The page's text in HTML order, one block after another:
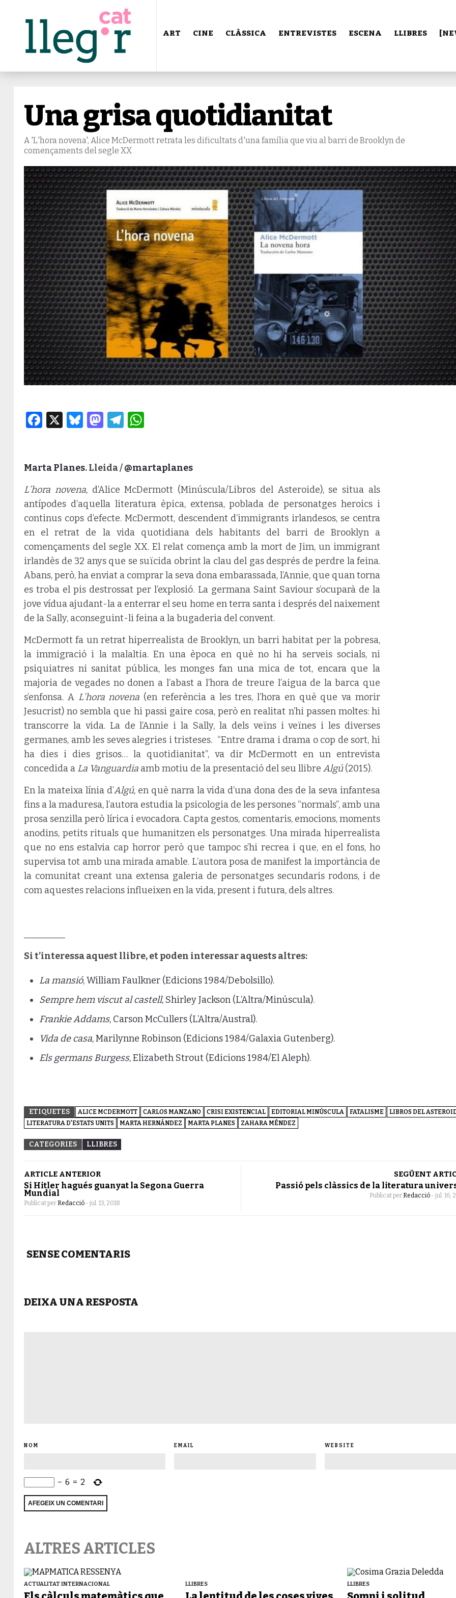
ART CINE CLÀSSICA ENTREVISTES ESCENA LLIBRES
Una grisa quotidianitat
A 'L'hora novena', Alice McDermott retrata les dificultats d'una família que viu al barri de Brooklyn de
començaments del segle XX
Facebook
X Bluesky
Mastodon
Telegram
Marta Planes. Lleida /@martaplanes
L’hora novena, d’Alice McDermott (Minúscula/Libros del Asteroide), se situa als
antípodes d’aquella literatura èpica, extensa, poblada de personatges heroics i
continus cops d’efecte. McDermott, descendent d’immigrants irlandesos, se centra
en el retrat de la vida quotidiana dels habitants del barri de Brooklyn a
començaments del segle XX. El relat comença amb la mort de Jim, un immigrant
irlandès de 32 anys que se suïcida obrint la clau del gas després de perdre la feina.
Abans, però, ha enviat a comprar la seva dona embarassada, l’Annie, que quan torna
es troba el pis destrossat per l’explosió. La germana Saint Saviour s’ocuparà de la
jove vídua ajudant-la a enterrar el seu home en terra santa i després del naixement
de la Sally, aconseguint-li feina a la bugaderia del convent.
McDermott fa un retrat hiperrealista de Brooklyn, un barri habitat per la pobresa,
la immigració i la malaltia. En una època en què no hi ha serveis socials, ni
psiquiatres ni sanitat pública, les monges fan una mica de tot, encara que la
majoria de vegades no donen a l’abast a l’hora de treure l’aigua de la barca que
s’enfonsa. A L’hora novena (en referència a les tres, l’hora en què que va morir
Jesucrist) no sembla que hi passi gaire cosa, però en realitat n’hi passen moltes: hi
transcorre la vida. La de l’Annie i la Sally, la dels veïns i veïnes i les diverses
germanes, amb les seves alegries i tristeses. “Entre drama i drama o cop de sort, hi
ha dies i dies grisos… la quotidianitat”, va dir McDermott en un entrevista
concedida a La Vanguardia amb motiu de la presentació del seu llibre Algú(2015).
En la mateixa línia d’Algú, en què narra la vida d’una dona des de la seva infantesa
fins a la maduresa, l’autora estudia la psicologia de les persones “normals”, amb una
prosa senzilla però lírica i evocadora. Capta gestos, comentaris, emocions, moments
anodins, petits rituals que humanitzen els personatges. Una mirada hiperrealista
que no ens estalvia cap horror però que tampoc s’hi recrea i que, en el fons, ho
supervisa tot amb una mirada amable. L’autora posa de manifest la importància de
la comunitat creant una extensa galeria de personatges secundaris rodons, i de
com aquestes relacions influeixen en la vida, present i futura, dels altres.
Si t’interessa aquest llibre, et poden interessar aquests altres:
La mansió, William Faulkner (Edicions 1984/Debolsillo).
Sempre hem viscut al castell, Shirley Jackson (L’Altra/Minúscula).
Frankie Addams, Carson McCullers (L’Altra/Austral).
Vida de casa, Marilynne Robinson (Edicions 1984/Galaxia Gutenberg).
Els germans Burgess, Elizabeth Strout (Edicions 1984/El Aleph).
ETIQUETES ALICE MCDERMOTT CARLOS MANZANO CRISI EXISTENCIAL EDITORIAL MINÚSCULA FATALISME
LIBROS DEL
LITERATURA D'ESTATS UNITS
MARTA HERNÁNDEZ MARTA PLANES ZAHARA MÉNDEZ
CATEGORIES LLIBRES
ARTICLE ANTERIOR
Si Hitler hagués guanyat la Segona Guerra
Mundial
Publicat per Redacció - jul. 13, 2018
SEGÜENT
Passió pels clàssics de la literatura
Publicat per Redacció - jul. 16,
SENSE COMENTARIS
DEIXA UNA RESPOSTA
NOM EMAIL WEBSITE
− 6 = 2
ALTRES ARTICLES
ACTUALITAT INTERNACIONAL LLIBRES LLIBRES